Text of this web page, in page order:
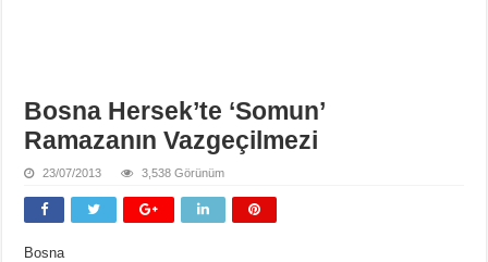
Bosna Hersek’te ‘Somun’
Ramazanın Vazgeçilmezi
23/07/2013 3,538 Görünüm
Bosna